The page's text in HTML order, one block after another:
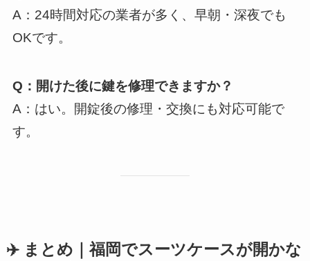
A：24時間対応の業者が多く、早朝・深夜でも
OKです。
Q：開けた後に鍵を修理できますか？
A：はい。開錠後の修理・交換にも対応可能で
す。
✈️ まとめ｜福岡でスーツケースが開かな